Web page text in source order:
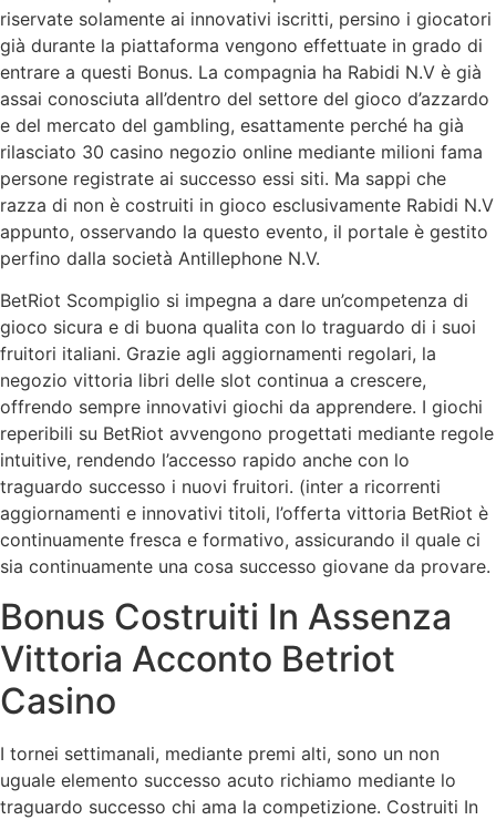
riservate solamente ai innovativi iscritti, persino i giocatori
già durante la piattaforma vengono effettuate in grado di
entrare a questi Bonus. La compagnia ha Rabidi N.V è già
assai conosciuta all’dentro del settore del gioco d’azzardo
e del mercato del gambling, esattamente perché ha già
rilasciato 30 casino negozio online mediante milioni fama
persone registrate ai successo essi siti. Ma sappi che
razza di non è costruiti in gioco esclusivamente Rabidi N.V
appunto, osservando la questo evento, il portale è gestito
perfino dalla società Antillephone N.V.
BetRiot Scompiglio si impegna a dare un’competenza di
gioco sicura e di buona qualita con lo traguardo di i suoi
fruitori italiani. Grazie agli aggiornamenti regolari, la
negozio vittoria libri delle slot continua a crescere,
offrendo sempre innovativi giochi da apprendere. I giochi
reperibili su BetRiot avvengono progettati mediante regole
intuitive, rendendo l’accesso rapido anche con lo
traguardo successo i nuovi fruitori. (inter a ricorrenti
aggiornamenti e innovativi titoli, l’offerta vittoria BetRiot è
continuamente fresca e formativo, assicurando il quale ci
sia continuamente una cosa successo giovane da provare.
Bonus Costruiti In Assenza
Vittoria Acconto Betriot
Casino
I tornei settimanali, mediante premi alti, sono un non
uguale elemento successo acuto richiamo mediante lo
traguardo successo chi ama la competizione. Costruiti In